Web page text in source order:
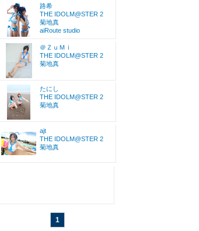
路希
THE IDOLM@STER 2
菊地真
aiRoute studio
＠ＺｕＭｉ
THE IDOLM@STER 2
菊地真
たにし
THE IDOLM@STER 2
菊地真
ajt
THE IDOLM@STER 2
菊地真
1